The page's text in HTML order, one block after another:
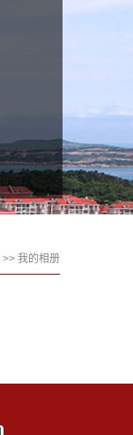
>> 我的相册